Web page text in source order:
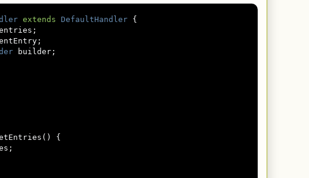
extends DefaultHandler {
;
;
builder ;
()
{
;